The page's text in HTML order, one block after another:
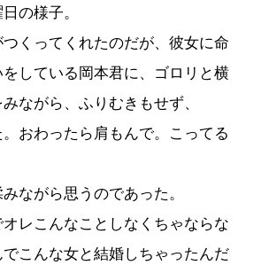
の様子。
くってくれたのだが、彼女に命
している岡本君に、ゴロリと横
ながら、ふりむきもせず、
おわったら肩もんで。こってる
ながら思うのであった。
レこんなことしなくちゃならな
こんな女と結婚しちゃったんだ